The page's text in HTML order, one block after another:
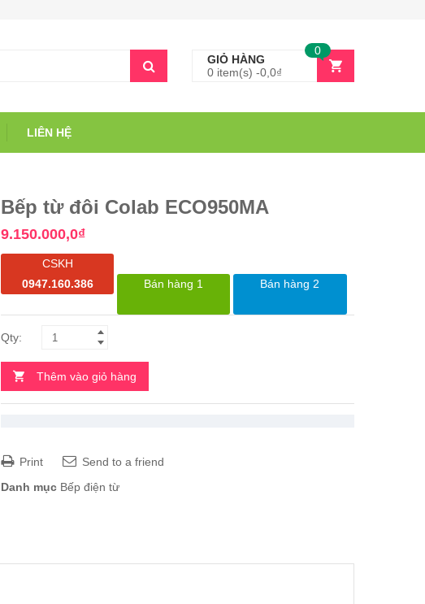
GIỎ HÀNG
0 item(s) -0,0₫
0
LIÊN HỆ
Bếp từ đôi Colab ECO950MA
9.150.000,0₫
CSKH
0947.160.386
Bán hàng 1 Bán hàng 2
Thêm vào giỏ hàng
Print
Send to a friend
Danh mục Bếp điện từ